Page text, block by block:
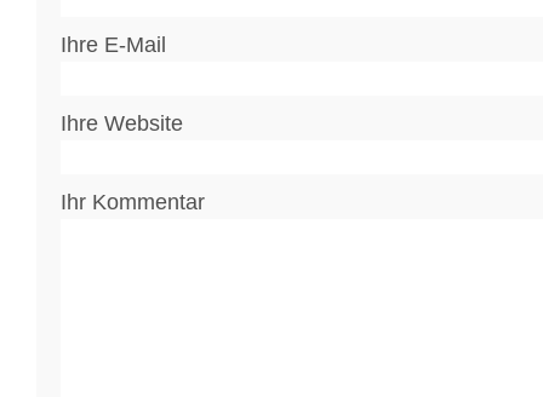
Ihre E-Mail
Ihre Website
Ihr Kommentar